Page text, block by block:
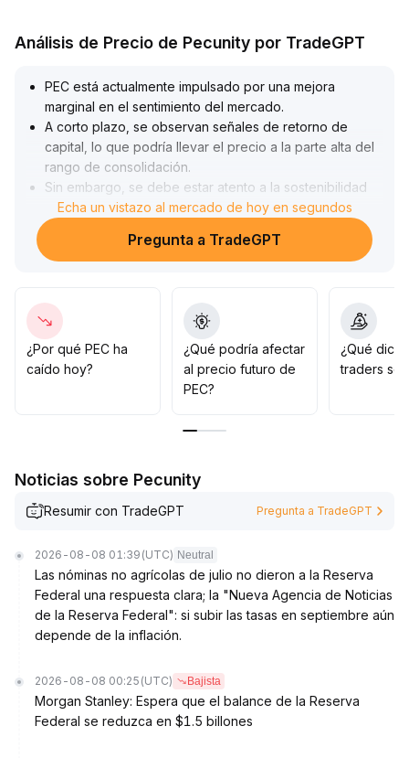
Análisis de Precio de Pecunity por TradeGPT
PEC está actualmente impulsado por una mejora
marginal en el sentimiento del mercado.
A corto plazo, se observan señales de retorno de
capital, lo que podría llevar el precio a la parte alta del
rango de consolidación.
Sin embargo, se debe estar atento a la sostenibilidad
de estos datos.
En un contexto de baja liquidez, operaciones de gran
volumen en PEC pueden provocar volatilidad ampliada
pequeñas en el rango clave de $1,20-$1,40, o
adoptar una estrategia de asignación de mediano a
largo plazo para reducir el costo de las fluctuaciones
de corto plazo
En general, se sugiere actuar con prudencia ante
estructura de la cartera.
Echa un vistazo al mercado de hoy en segundos
Pregunta a TradeGPT
¿Por qué PEC ha
caído hoy?
¿Qué podría afectar
al precio futuro de
PEC?
¿Qué
traders
Noticias sobre Pecunity
Resumir con TradeGPT Pregunta a TradeGPT
2026-08-08 01:39 (UTC) Neutral
Las nóminas no agrícolas de julio no dieron a la Reserva
Federal una respuesta clara; la "Nueva Agencia de Noticias
de la Reserva Federal": si subir las tasas en septiembre aún
depende de la inflación.
2026-08-08 00:25 (UTC) Bajista
Morgan Stanley: Espera que el balance de la Reserva
Federal se reduzca en $1.5 billones